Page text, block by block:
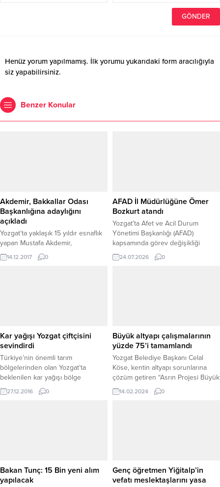
Henüz yorum yapılmamış. İlk yorumu yukarıdaki form aracılığıyla
siz yapabilirsiniz.
Benzer Konular
Akdemir, Bakkallar Odası
Başkanlığına adaylığını
açıkladı
Yozgat’ta yaklaşık 15 yıldır esnaflık
yapan Mustafa Akdemir,
önümüzdeki aylar içerisinde
yapılması planlanan Yozgat
14.12.2017 0
AFAD İl Müdürlüğüne Ömer
Bozkurt atandı
Yozgat’ta Afet ve Acil Durum
Yönetimi Başkanlığı (AFAD)
kapsamında görev değişikliği
gerçekleşti. Kars AFAD İl Müdürü
olarak görev yapan Ömer Bozkurt,
müdürünün Yozgat’taki afet
yönetimi...
24.07.2026 0
Kar yağışı Yozgat çiftçisini
sevindirdi
Türkiye’nin önemli tarım
bölgelerinden olan Yozgat’ta
beklenilen kar yağışı bölge
çiftçisinin yüzünü güldürdü.
Yozgat’ın Yerköy Ziraat Odası
ekimini yaparak yağışların olmasını
bekliyor. Maasefe bugüne kadar
beklenilen yağış bir türlü
27.12.2016 0
Büyük altyapı çalışmalarının
yüzde 75’i tamamlandı
Yozgat Belediye Başkanı Celal
Köse, kentin altyapı sorunlarına
çözüm getiren “Asrın Projesi Büyük
Altyapı” çalışmalarının hız
kesmeden devam ettiğini
14.02.2024 0
Bakan Tunç: 15 Bin yeni alım
yapılacak
Genç öğretmen Yiğitalp’in
vefatı meslektaşlarını yasa